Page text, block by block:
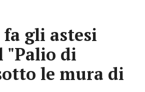
gli astesi
"Palio di
le mura di